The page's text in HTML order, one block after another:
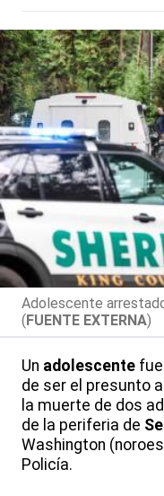
Adolescente
(FUENTE EXTERNA)
Un adolescente fue
de ser el presunto
la muerte de dos
de la periferia de
Washington
Policía.